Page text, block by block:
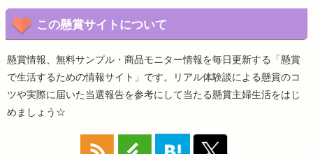
この懸賞サイトについて
懸賞情報、無料サンプル・商品モニター情報を毎日更新する「懸賞
で生活するための情報サイト」です。リアル体験談による懸賞のコ
ツや実際に届いた当選報告を参考にして当たる懸賞主婦生活をはじ
めましょう☆